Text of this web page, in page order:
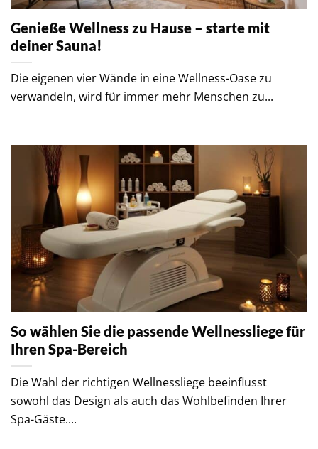
Genieße Wellness zu Hause – starte mit
deiner Sauna!
Die eigenen vier Wände in eine Wellness-Oase zu
verwandeln, wird für immer mehr Menschen zu...
So wählen Sie die passende Wellnessliege für
Ihren Spa-Bereich
Die Wahl der richtigen Wellnessliege beeinflusst
sowohl das Design als auch das Wohlbefinden Ihrer
Spa-Gäste....